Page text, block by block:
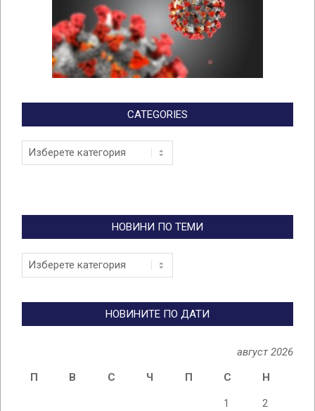
CATEGORIES
Categories
НОВИНИ ПО ТЕМИ
Новини
по
НОВИНИТЕ ПО ДАТИ
август 2026
П
В С Ч П С Н
1 2